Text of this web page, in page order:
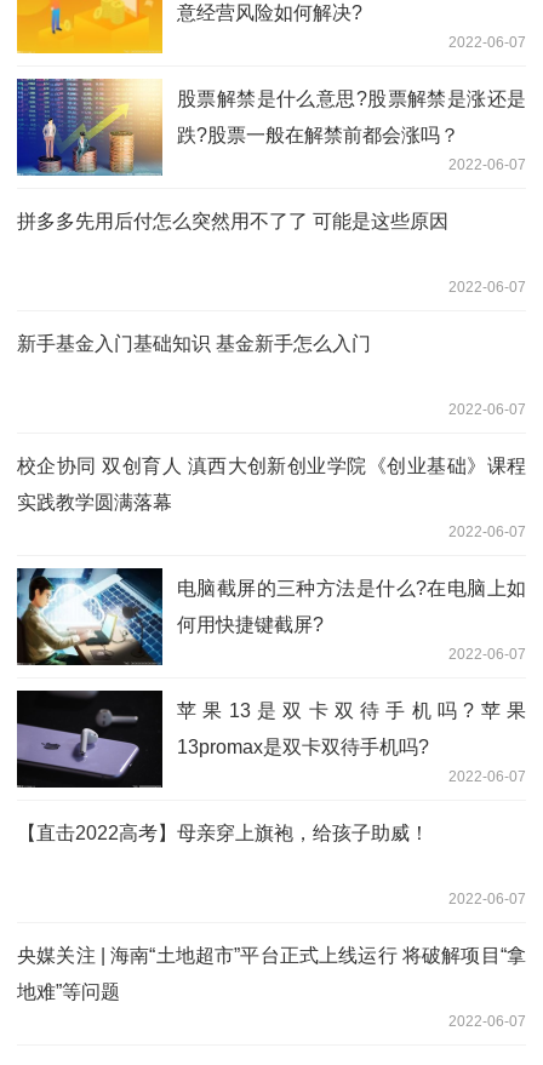
意经营风险如何解决?
2022-06-07
股票解禁是什么意思?股票解禁是涨还是
跌?股票一般在解禁前都会涨吗？
2022-06-07
拼多多先用后付怎么突然用不了了 可能是这些原因
2022-06-07
新手基金入门基础知识 基金新手怎么入门
2022-06-07
校企协同 双创育人 滇西大创新创业学院《创业基础》课程
实践教学圆满落幕
2022-06-07
电脑截屏的三种方法是什么?在电脑上如
何用快捷键截屏?
2022-06-07
苹果13是双卡双待手机吗?苹果
13promax是双卡双待手机吗?
2022-06-07
【直击2022高考】母亲穿上旗袍，给孩子助威！
2022-06-07
央媒关注 | 海南“土地超市”平台正式上线运行 将破解项目“拿
地难”等问题
2022-06-07